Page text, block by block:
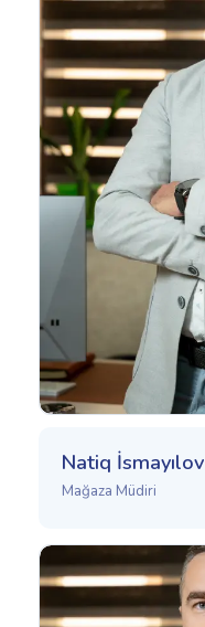
Natiq İsmayılov
Mağaza Müdiri